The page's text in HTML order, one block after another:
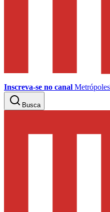
Inscreva-se no canal
Busca